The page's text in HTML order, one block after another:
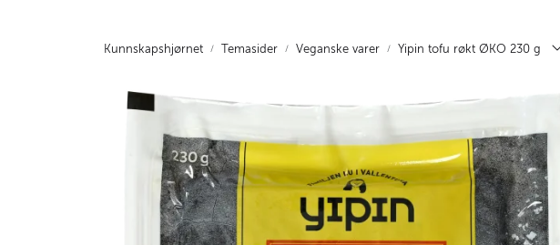
Kunnskapshjørnet Temasider Veganske varer Yipin tofu røkt ØKO 230 g